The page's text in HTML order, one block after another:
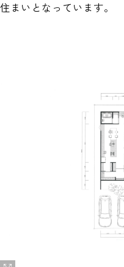
住まいとなっています。